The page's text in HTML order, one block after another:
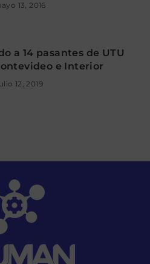
13, 2016
a 14 pasantes de UTU
e Interior
12, 2019